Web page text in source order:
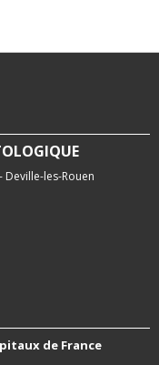
Deville-les-Rouen
de France